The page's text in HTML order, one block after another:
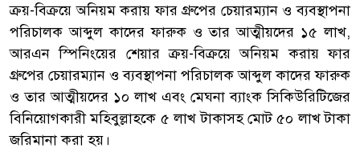
ক্রয়-বিক্রয়ে অনিয়ম করায় ফার গ্রুপের চেয়ারম্যান ও ব্যবস্থাপনা
পরিচালক আব্দুল কাদের ফারুক ও তার আত্মীয়দের ১৫ লাখ,
আরএন স্পিনিংয়ের শেয়ার ক্রয়-বিক্রয়ে অনিয়ম করায় ফার
গ্রুপের চেয়ারম্যান ও ব্যবস্থাপনা পরিচালক আব্দুল কাদের ফারুক
ও তার আত্মীয়দের ১০ লাখ এবং মেঘনা ব্যাংক সিকিউরিটিজের
বিনিয়োগকারী মহিবুল্লাহকে ৫ লাখ টাকাসহ মোট ৫০ লাখ টাকা
জরিমানা করা হয়।